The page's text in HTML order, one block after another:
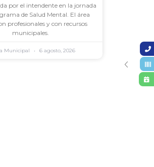
por el intendente en la jornada
de Salud Mental. El área
profesionales y con recursos
municipales.
Municipal 6 agosto, 2026